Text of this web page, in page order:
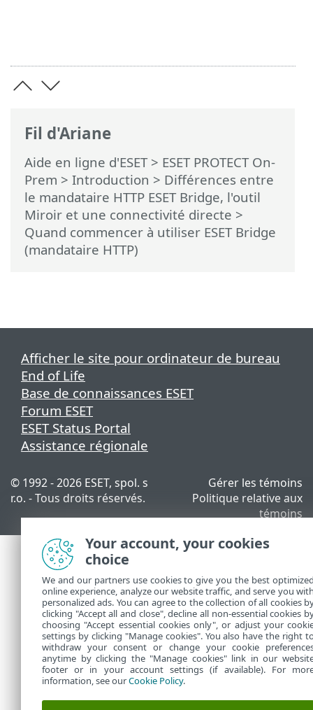
Fil d'Ariane
Aide en ligne d'ESET> ESET PROTECT On-
Prem > Introduction > Différences entre
le mandataire HTTP ESET Bridge, l'outil
Miroir et une connectivité directe >
Quand commencer à utiliser ESET Bridge
(mandataire HTTP)
Afficher le site pour ordinateur de bureau
End of Life
Base de connaissances ESET
Forum ESET
ESET Status Portal
Assistance régionale
© 1992 - 2026 ESET, spol. s
r.o. - Tous droits réservés.
Gérer les témoins
Politique relative aux
témoins
Your account, your cookies
choice
We and our partners use cookies to give you the best
online experience, analyze our website traffic, and serve you
personalized ads. You can agree to the collection of all cookies
clicking "Accept all and close", decline all non-essential cookies
choosing "Accept essential cookies only", or adjust your
settings by clicking "Manage cookies". You also have the right
withdraw your consent or change your cookie
anytime by clicking the "Manage cookies" link in our
footer or in your account settings (if available). For
information, see ourCookie Policy.